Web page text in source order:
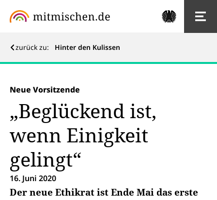
zurück zu: Hinter den Kulissen
Neue Vorsitzende
„Beglückend ist,
wenn Einigkeit
gelingt“
16. Juni 2020
Der neue Ethikrat ist Ende Mai das erste